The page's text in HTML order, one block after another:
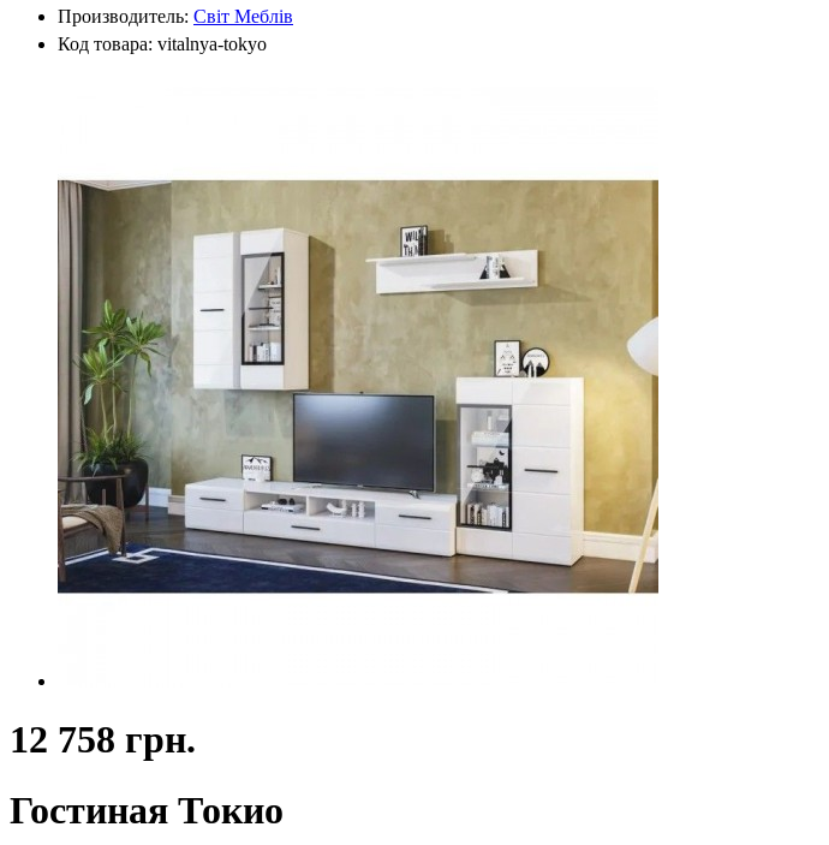
Производитель: Світ Меблів
Код товара: vitalnya-tokyo
12 758 грн.
Гостиная Токио